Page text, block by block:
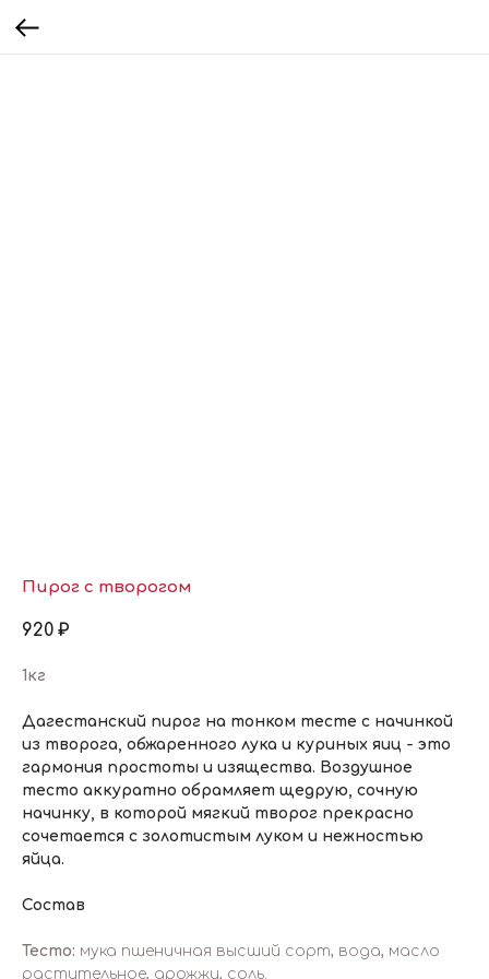
Пирог с творогом
920 ₽
1кг
Дагестанский пирог на тонком тесте с начинкой
из творога, обжаренного лука и куриных яиц - это
гармония простоты и изящества. Воздушное
тесто аккуратно обрамляет щедрую, сочную
начинку, в которой мягкий творог прекрасно
сочетается с золотистым луком и нежностью
яйца.
Состав
Тесто: мука пшеничная высший сорт, вода, масло
растительное, дрожжи, соль.